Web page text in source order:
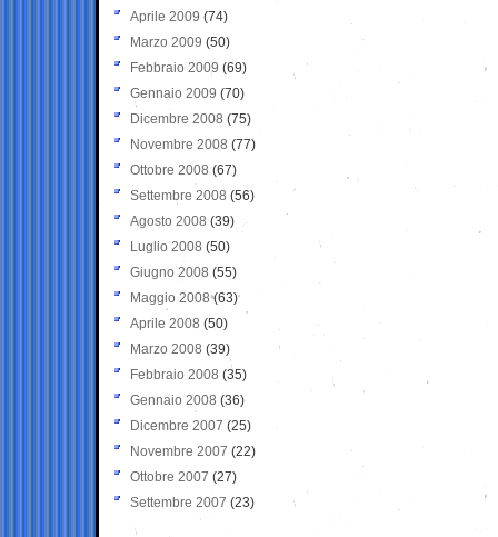
Aprile 2009 (74)
Marzo 2009 (50)
Febbraio 2009 (69)
Gennaio 2009 (70)
Dicembre 2008 (75)
Novembre 2008 (77)
Ottobre 2008 (67)
Settembre 2008 (56)
Agosto 2008 (39)
Luglio 2008 (50)
Giugno 2008 (55)
Maggio 2008(63)
Aprile 2008 (50)
Marzo 2008 (39)
Febbraio 2008 (35)
Gennaio 2008 (36)
Dicembre 2007 (25)
Novembre 2007 (22)
Ottobre 2007 (27)
Settembre 2007 (23)